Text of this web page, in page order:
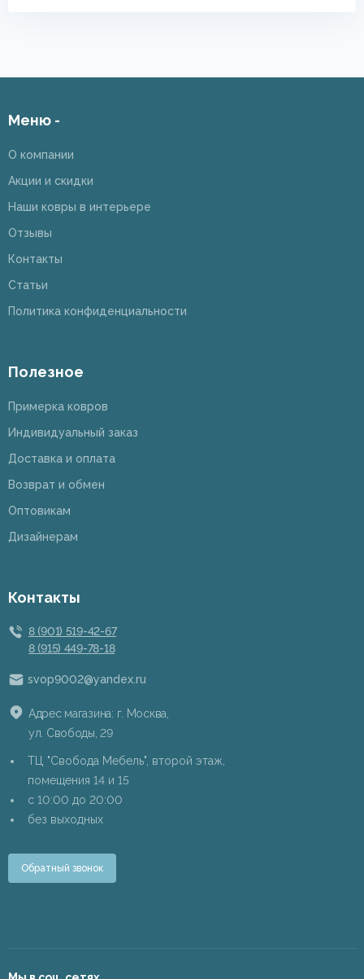
Меню -
О компании
Акции и скидки
Наши ковры в интерьере
Отзывы
Контакты
Статьи
Политика конфиденциальности
Полезное
Примерка ковров
Индивидуальный заказ
Доставка и оплата
Возврат и обмен
Оптовикам
Дизайнерам
Контакты
8 (901) 519-42-67
8 (915) 449-78-18
svop9002@yandex.ru
Адрес магазина: г. Москва,
ул. Свободы, 29
ТЦ "Свобода Мебель", второй этаж,
помещения 14 и 15
c 10:00 до 20:00
без выходных
Обратный звонок